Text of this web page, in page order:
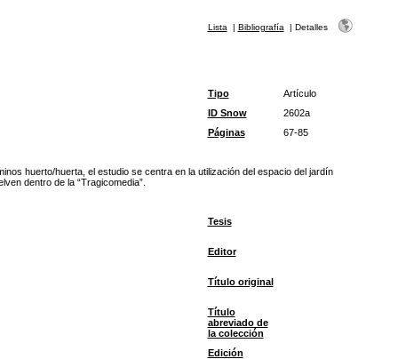
Lista | Bibliografía | Detalles
Tipo
Artículo
ID Snow
2602a
Páginas
67-85
huerto/huerta, el estudio se centra en la utilización del espacio del jardín
dentro de la “Tragicomedia”.
Tesis
Editor
Título original
Título
abreviado de
la colección
Edición